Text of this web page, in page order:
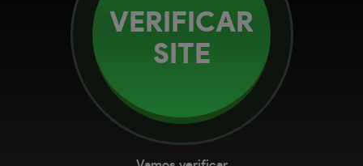
VERIFICAR
SITE